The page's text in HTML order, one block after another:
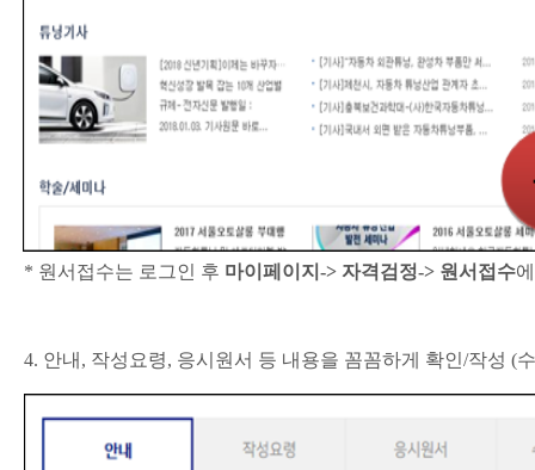
* 원서접수는 로그인 후 마이페이지 -> 자격검정-> 원서접수
4. 안내 , 작성요령, 응시원서 등 내용을 꼼꼼하게 확인 /작성 (